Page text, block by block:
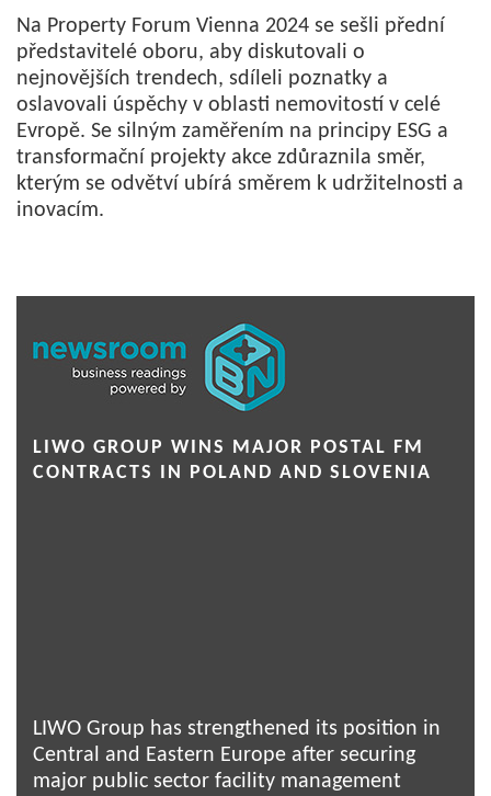
Na Property Forum Vienna 2024 se sešli přední
představitelé oboru, aby diskutovali o
nejnovějších trendech, sdíleli poznatky a
oslavovali úspěchy v oblasti nemovitostí v celé
Evropě. Se silným zaměřením na principy ESG a
transformační projekty akce zdůraznila směr,
kterým se odvětví ubírá směrem k udržitelnosti a
inovacím.
LIWO GROUP WINS MAJOR POSTAL FM
CONTRACTS IN POLAND AND SLOVENIA
LIWO Group has strengthened its position in
Central and Eastern Europe after securing
major public sector facility management